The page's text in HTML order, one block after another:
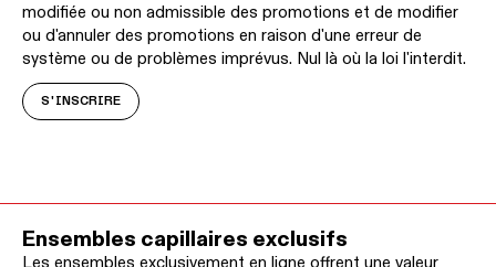
modifiée ou non admissible des promotions et de modifier
ou d'annuler des promotions en raison d'une erreur de
système ou de problèmes imprévus. Nul là où la loi l'interdit.
S'INSCRIRE
Ensembles capillaires exclusifs
Les ensembles exclusivement en ligne offrent une valeur